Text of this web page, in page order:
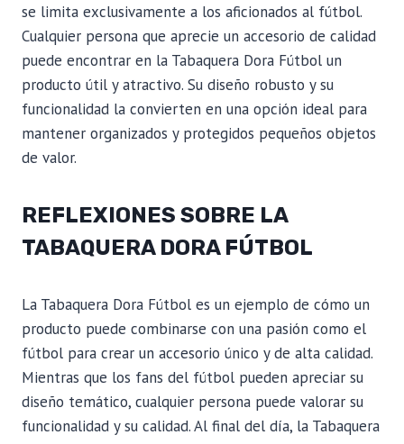
se limita exclusivamente a los aficionados al fútbol.
Cualquier persona que aprecie un accesorio de calidad
puede encontrar en la Tabaquera Dora Fútbol un
producto útil y atractivo. Su diseño robusto y su
funcionalidad la convierten en una opción ideal para
mantener organizados y protegidos pequeños objetos
de valor.
REFLEXIONES SOBRE LA
TABAQUERA DORA FÚTBOL
La Tabaquera Dora Fútbol es un ejemplo de cómo un
producto puede combinarse con una pasión como el
fútbol para crear un accesorio único y de alta calidad.
Mientras que los fans del fútbol pueden apreciar su
diseño temático, cualquier persona puede valorar su
funcionalidad y su calidad. Al final del día, la Tabaquera